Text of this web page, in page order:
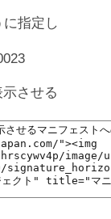
指定し
させる